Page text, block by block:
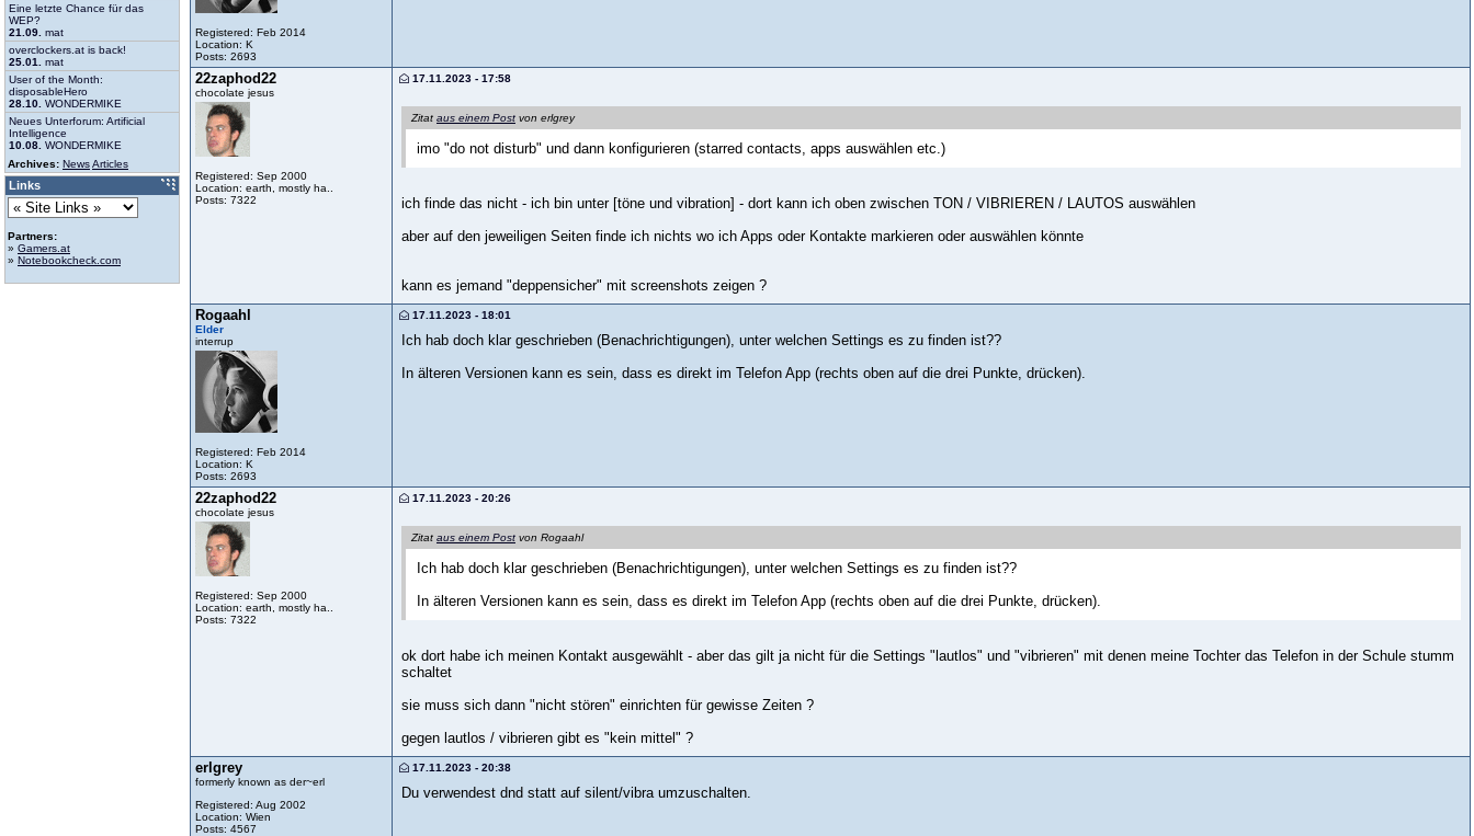
Registered: Feb 2014
Location: K
Posts: 2693
22zaphod22
chocolate jesus
Registered: Sep 2000
Location: earth, mostly ha..
Posts: 7322
17.11.2023 - 17:58
Zitat aus einem Post von erlgrey
imo "do not disturb" und dann konfigurieren (starred contacts, apps auswählen etc.)
ich finde das nicht - ich bin unter [töne und vibration] - dort kann ich oben zwischen TON / VIBRIEREN / LAUTOS auswählen
aber auf den jeweiligen Seiten finde ich nichts wo ich Apps oder Kontakte markieren oder auswählen könnte
kann es jemand "deppensicher" mit screenshots zeigen ?
Rogaahl
Elder
interrup
Registered: Feb 2014
Location: K
Posts: 2693
17.11.2023 - 18:01
Ich hab doch klar geschrieben (Benachrichtigungen), unter welchen Settings es zu finden ist??
In älteren Versionen kann es sein, dass es direkt im Telefon App (rechts oben auf die drei Punkte, drücken).
22zaphod22
chocolate jesus
Registered: Sep 2000
Location: earth, mostly ha..
Posts: 7322
17.11.2023 - 20:26
Zitat aus einem Post von Rogaahl
Ich hab doch klar geschrieben (Benachrichtigungen), unter welchen Settings es zu finden ist??
In älteren Versionen kann es sein, dass es direkt im Telefon App (rechts oben auf die drei Punkte, drücken).
ok dort habe ich meinen Kontakt ausgewählt - aber das gilt ja nicht für die Settings "lautlos" und "vibrieren" mit denen meine Tochter das Telefon in der Schule stumm
schaltet
sie muss sich dann "nicht stören" einrichten für gewisse Zeiten ?
gegen lautlos / vibrieren gibt es "kein mittel" ?
erlgrey
formerly known as der~erl
Registered: Aug 2002
Location: Wien
Posts: 4567
17.11.2023 - 20:38
Du verwendest dnd statt auf silent/vibra umzuschalten.
Eine letzte Chance für das
WEP?
21.09. mat
overclockers.at is back!
25.01.
mat
User of the Month:
disposableHero
28.10. WONDERMIKE
Neues Unterforum: Artificial
Intelligence
10.08. WONDERMIKE
Archives: NewsArticles
Links
Partners:
» Gamers.at
» Notebookcheck.com